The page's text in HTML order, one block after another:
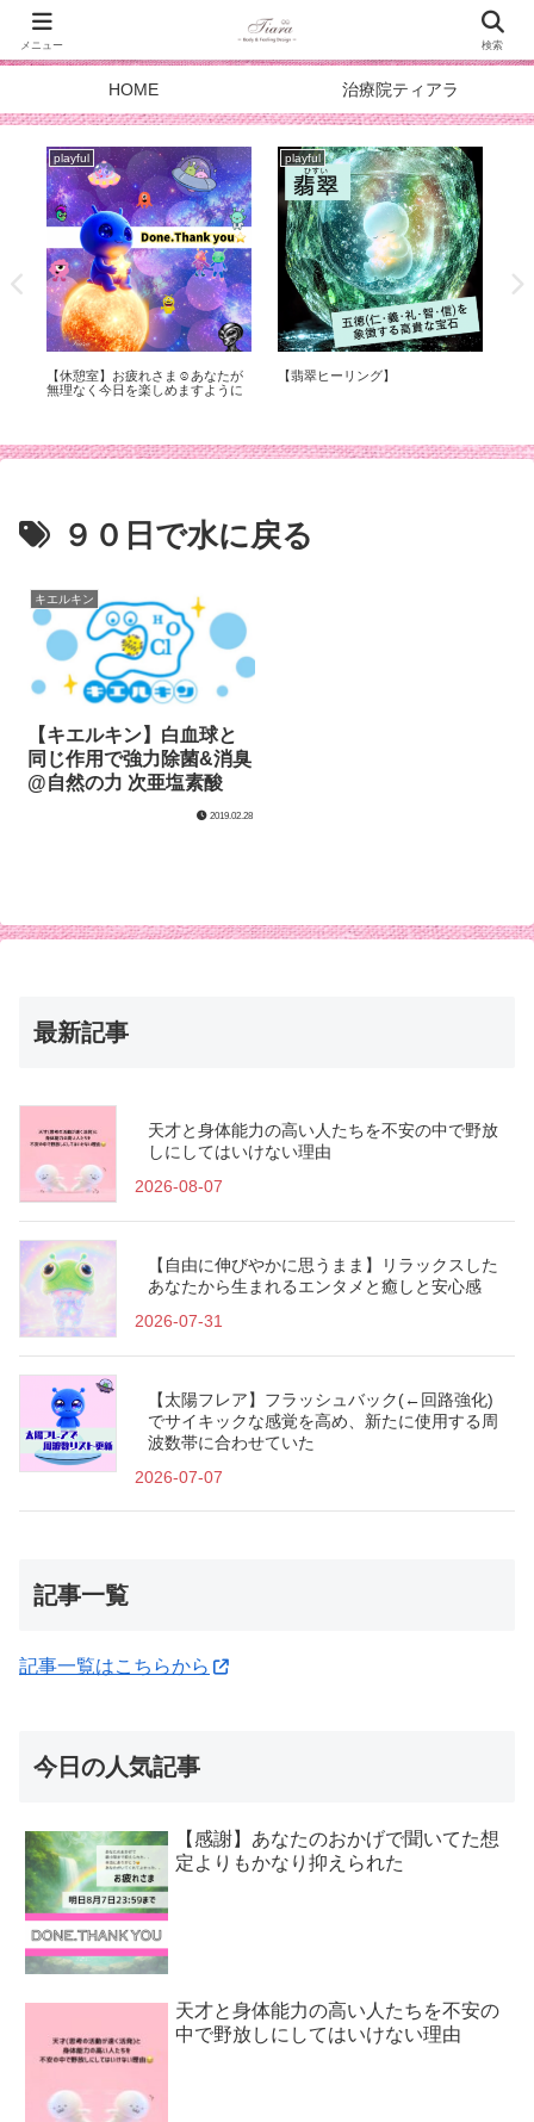
HOME 治療院ティアラ
playful
【休憩室】お疲れさま☺︎あなたが
無理なく今日を楽しめますように
playful
【翡翠ヒーリング】
９０日で水に戻る
キエルキン
【キエルキン】白血球と
同じ作用で強力除菌&消臭
@自然の力 次亜塩素酸
2019.02.28
最新記事
天才と身体能力の高い人たちを不安の中で野放
しにしてはいけない理由
2026-08-07
【自由に伸びやかに思うまま】リラックスした
あなたから生まれるエンタメと癒しと安心感
2026-07-31
【太陽フレア】フラッシュバック(←回路強化)
でサイキックな感覚を高め、新たに使用する周
波数帯に合わせていた
2026-07-07
記事一覧
記事一覧はこちらから
今日の人気記事
【感謝】あなたのおかげで聞いてた想
定よりもかなり抑えられた
天才と身体能力の高い人たちを不安の
中で野放しにしてはいけない理由
メニュー 検索